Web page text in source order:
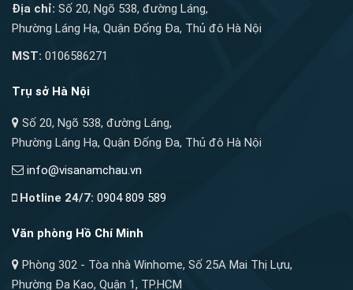
Địa chỉ: Số 20, Ngõ 538, đường Láng,
Phường Láng Hạ, Quận Đống Đa, Thủ đô Hà Nội
MST: 0106586271
Trụ sở Hà Nội
Số 20, Ngõ 538, đường Láng,
Phường Láng Hạ, Quận Đống Đa, Thủ đô Hà Nội
info@visanamchau.vn
Hotline 24/7: 0904 809 589
Văn phòng Hồ Chí Minh
Phòng 302 - Tòa nhà Winhome, Số 25A Mai Thị Lựu,
Phường Đa Kao, Quận 1, TP.HCM